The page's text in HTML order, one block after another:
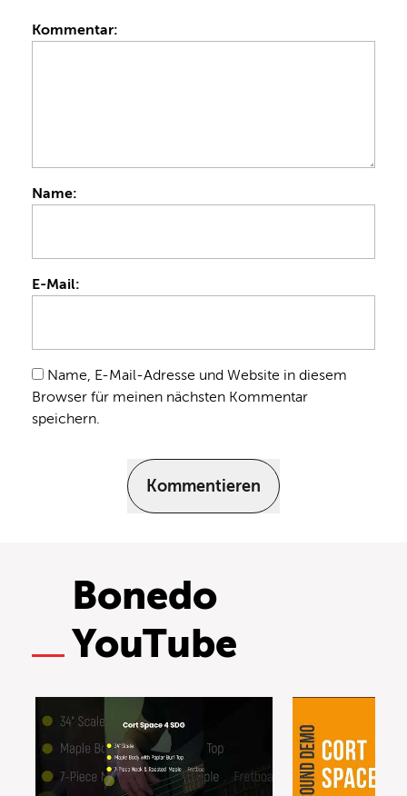
Kommentar:
Name:
E-Mail:
Name, E-Mail-Adresse und Website in diesem
Browser für meinen nächsten Kommentar
speichern.
Kommentieren
Bonedo
YouTube